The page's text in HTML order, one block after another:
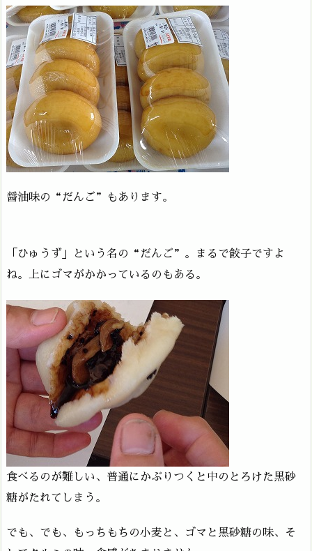
醤油味の“だんご”もあります。
「ひゅうず」という名の“だんご”。まるで餃子ですよ
ね。上にゴマがかかっているのもある。
食べるのが難しい、普通にかぶりつくと中のとろけた黒砂
糖がたれてしまう。
でも、でも、もっちもちの小麦と、ゴマと黒砂糖の味、そ